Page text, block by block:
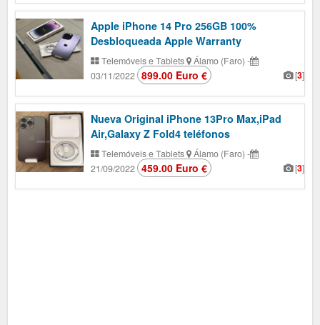
Apple iPhone 14 Pro 256GB 100%
Desbloqueada Apple Warranty
Telemóveis e Tablets Álamo (Faro) -
03/11/2022
[3]
899.00 Euro €
Nueva Original iPhone 13Pro Max,iPad
Air,Galaxy Z Fold4 teléfonos
Telemóveis e Tablets Álamo (Faro) -
21/09/2022
[3]
459.00 Euro €